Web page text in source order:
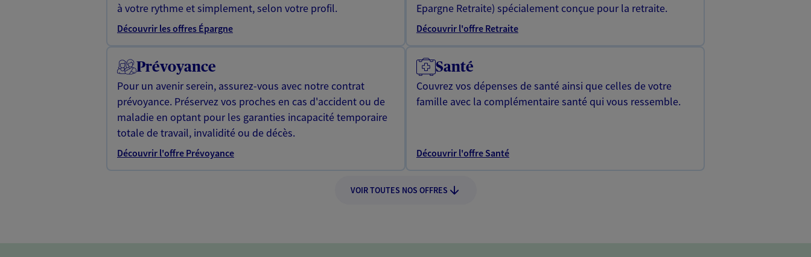
à votre rythme et simplement, selon votre profil.
Découvrir les offres Épargne
Epargne Retraite) spécialement conçue pour la retraite.
Découvrir l'offre Retraite
Prévoyance
Pour un avenir serein, assurez-vous avec notre contrat
prévoyance. Préservez vos proches en cas d'accident ou de
maladie en optant pour les garanties incapacité temporaire
totale de travail, invalidité ou de décès.
Découvrir l'offre Prévoyance
Santé
Couvrez vos dépenses de santé ainsi que celles de votre
famille avec la complémentaire santé qui vous ressemble.
Découvrir l'offre Santé
VOIR TOUTES NOS OFFRES